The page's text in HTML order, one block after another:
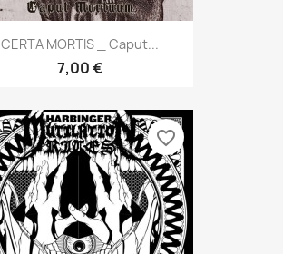
CERTA MORTIS _ Caput...
7,00 €
favorite_border